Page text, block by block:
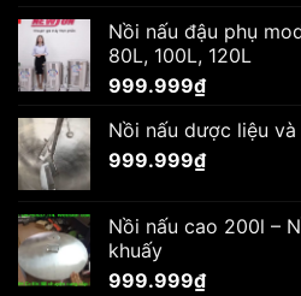
Nồi nấu đậu phụ
80L, 100L, 120L
999.999₫
Nồi nấu dược liệu
999.999₫
Nồi nấu cao 200l –
khuấy
999.999₫